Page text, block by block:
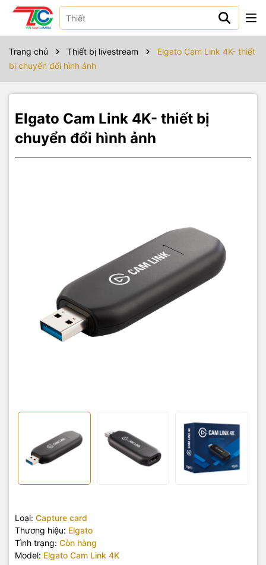
Trang chủ Thiết bị livestream
Elgato Cam Link 4K- thiết
bị chuyển đổi hình ảnh
Elgato Cam Link 4K- thiết bị
chuyển đổi hình ảnh
Loại: Capture card
Thương hiệu: Elgato
Tình trạng: Còn hàng
Model: Elgato Cam Link 4K
Sản phẩm bao gồm
Cáp USB 3.0 A - C (23 cm)